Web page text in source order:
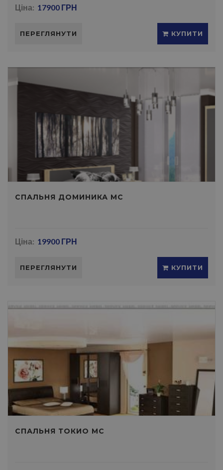
Ціна: 17900 ГРН
ПЕРЕГЛЯНУТИ КУПИТИ
СПАЛЬНЯ ДОМИНИКА МС
Ціна: 19900 ГРН
ПЕРЕГЛЯНУТИ КУПИТИ
СПАЛЬНЯ ТОКИО МС